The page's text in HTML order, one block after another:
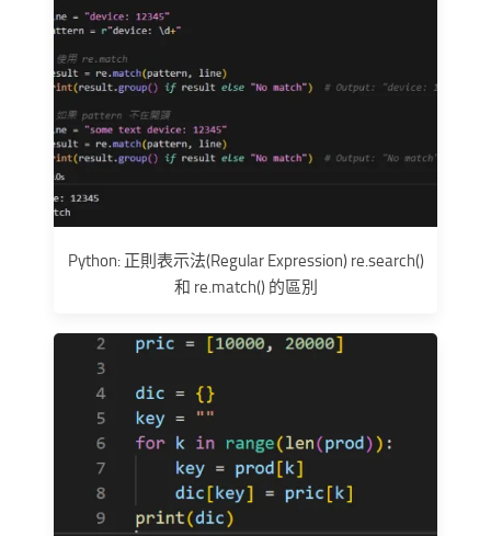
Python: 正則表示法(Regular Expression) re.search()
和 re.match() 的區別